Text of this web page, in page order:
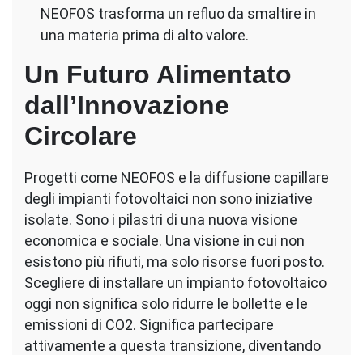
NEOFOS trasforma un refluo da smaltire in
una materia prima di alto valore.
Un Futuro Alimentato
dall’Innovazione
Circolare
Progetti come NEOFOS e la diffusione capillare
degli impianti fotovoltaici non sono iniziative
isolate. Sono i pilastri di una nuova visione
economica e sociale. Una visione in cui non
esistono più rifiuti, ma solo risorse fuori posto.
Scegliere di installare un impianto fotovoltaico
oggi non significa solo ridurre le bollette e le
emissioni di CO2. Significa partecipare
attivamente a questa transizione, diventando